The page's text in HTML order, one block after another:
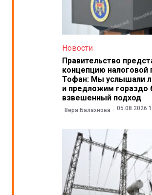
Новости
Правительство
концепцию налоговой
Тофан: Мы услышали
и предложим гораздо
взвешенный подход
Вера Балахнова 05.08.2026